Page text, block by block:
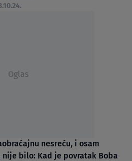
Oglas
nesreću, i osam
nije bilo: Kad je povratak Boba